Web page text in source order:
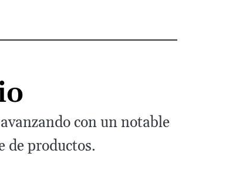
con un notable
de productos.